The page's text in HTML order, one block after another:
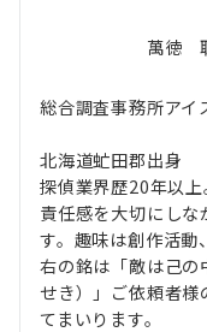
萬徳
総合調査事務所ア
北海道虻田郡出身
探偵業界歴20年以
責任感を大切にしな
す。趣味は創作活動
右の銘は「敵は己の
せき）」ご依頼者様
てまいります。